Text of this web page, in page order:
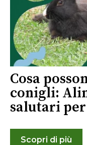
Cosa
conigli:
salutari
Scopri di più